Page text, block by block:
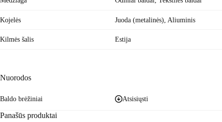
Kojelės Juoda (metalinės), Aliuminis
Kilmės šalis Estija
Nuorodos
Baldo brėžiniai Atsisiųsti
Panašūs produktai